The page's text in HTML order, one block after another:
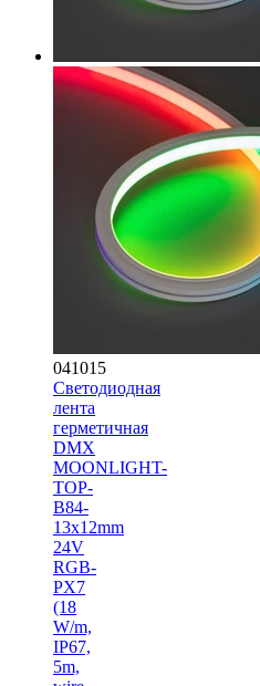
041015
Светодиодная
лента
герметичная
DMX
MOONLIGHT-
TOP-
B84-
13x12mm
24V
RGB-
PX7
(18
W/m,
IP67,
5m,